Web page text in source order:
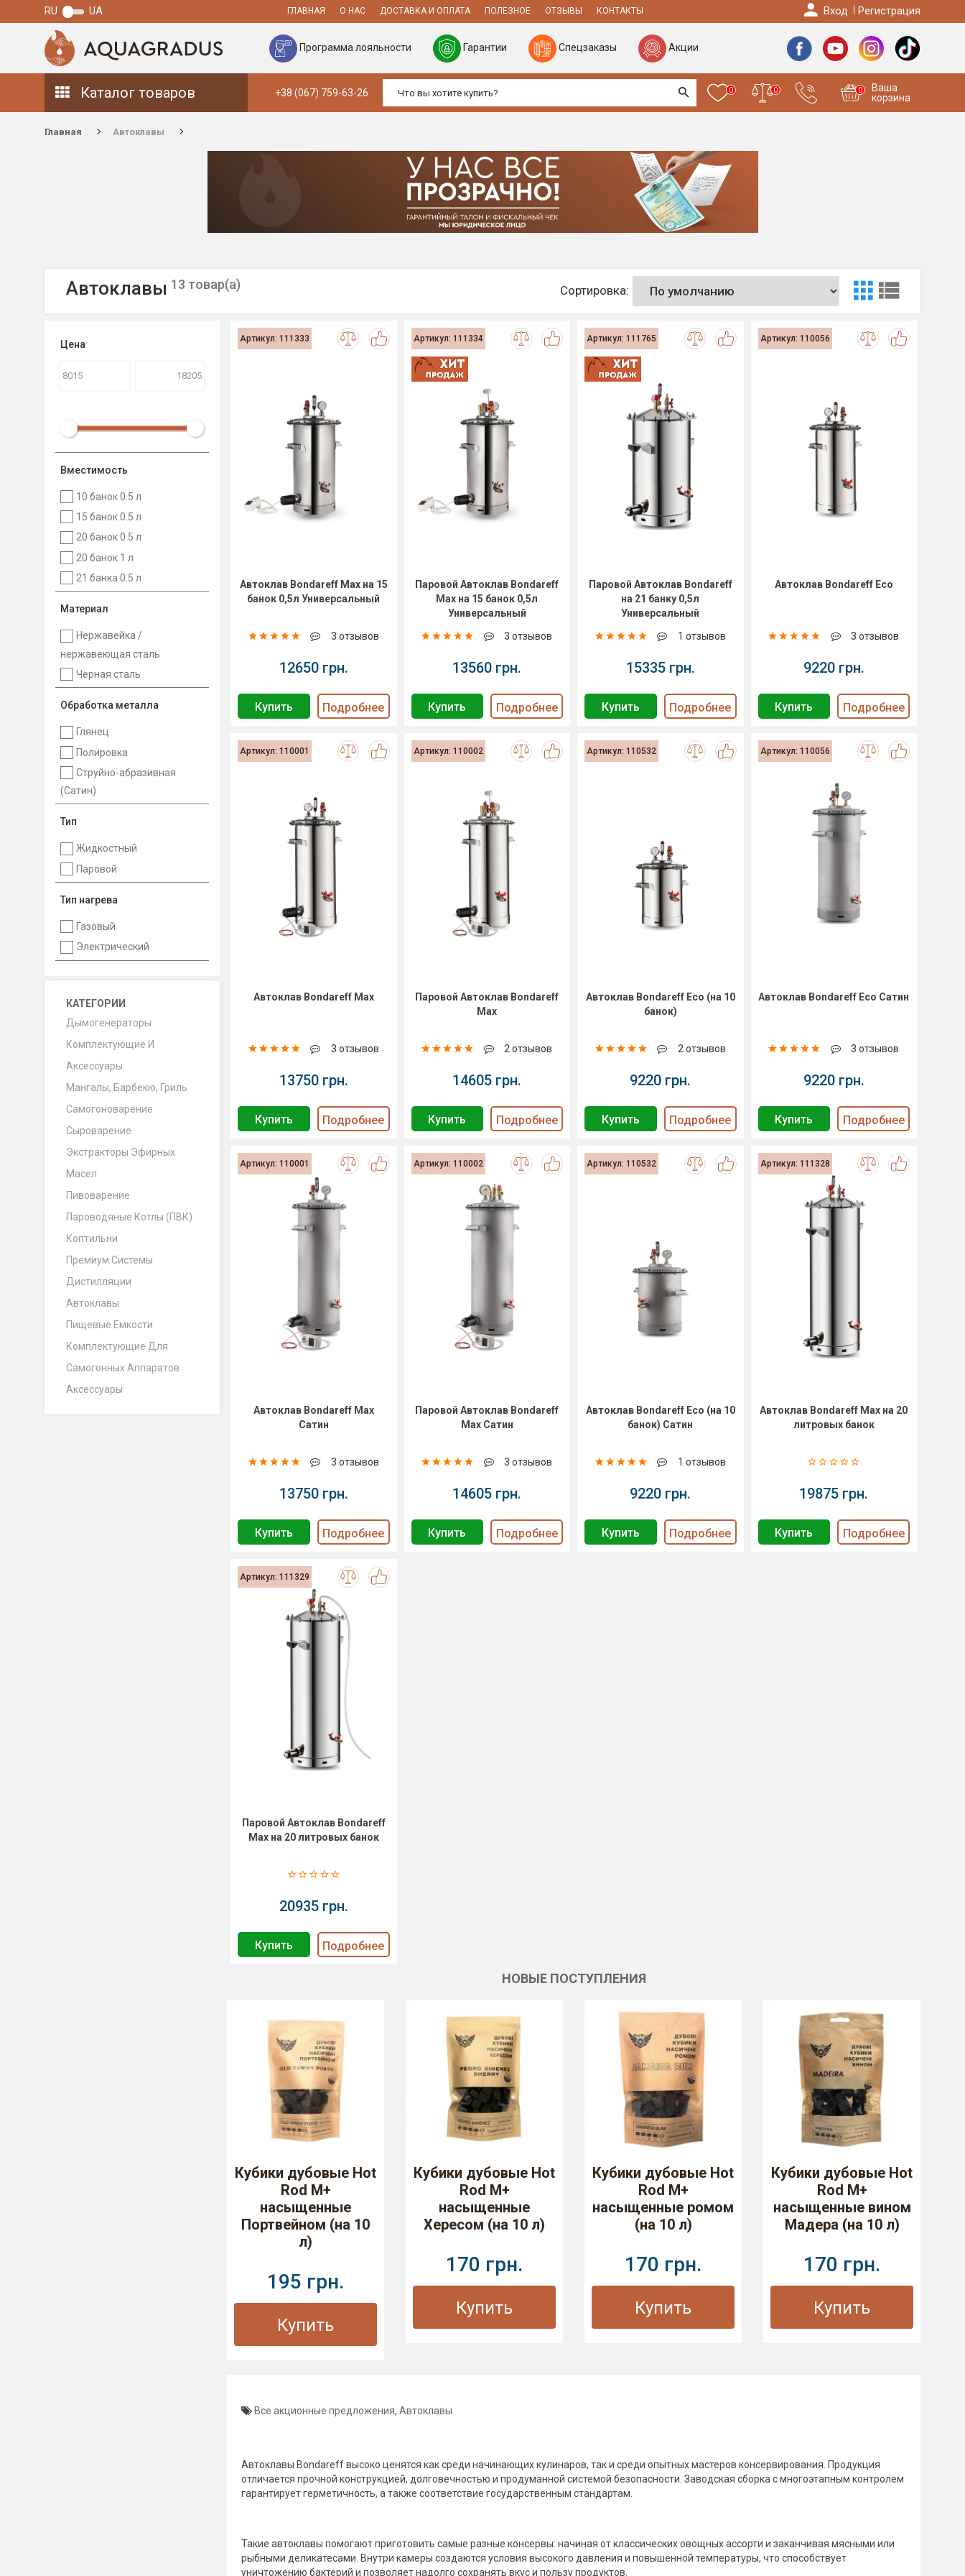
RU UA ГЛАВНАЯ О НАС ДОСТАВКА И ОПЛАТА ПОЛЕЗНОЕ ОТЗЫВЫ КОНТАКТЫ Вход Регистрация
Программа лояльности Гарантии Спецзаказы Акции
Каталог товаров +38 (067) 759-63-26 0 0 0
Ваша
корзина
Главная Автоклавы
Автоклавы 13 товар(а) Сортировка:
Цена
Вместимость
10 банок 0.5 л
15 банок 0.5 л
20 банок 0.5 л
20 банок 1 л
21 банка 0.5 л
Материал
Нержавейка /
нержавеющая сталь
Черная сталь
Обработка металла
Глянец
Полировка
Струйно-абразивная
(Сатин)
Тип
Жидкостный
Паровой
Тип нагрева
Газовый
Электрический
КАТЕГОРИИ
Дымогенераторы
Комплектующие И
Аксессуары
Мангалы, Барбекю, Гриль
Самогоноварение
Сыроварение
Экстракторы Эфирных
Масел
Пивоварение
Пароводяные Котлы (ПВК)
Коптильни
Премиум Системы
Дистилляции
Автоклавы
Пищевые Емкости
Комплектующие Для
Самогонных Аппаратов
Аксессуары
Артикул: 111333
Автоклав Bondareff Max на 15
банок 0,5л Универсальный
3 отзывов
12650 грн.
Купить Подробнее
Артикул: 111334
Паровой Автоклав Bondareff
Max на 15 банок 0,5л
Универсальный
3 отзывов
13560 грн.
Купить Подробнее
Артикул: 111765
Паровой Автоклав Bondareff
на 21 банку 0,5л
Универсальный
1 отзывов
15335 грн.
Купить Подробнее
Артикул: 110056
Автоклав Bondareff Eco
3 отзывов
9220 грн.
Купить Подробнее
Артикул: 110001
Автоклав Bondareff Max
3 отзывов
13750 грн.
Купить Подробнее
Артикул: 110002
Паровой Автоклав Bondareff
Max
2 отзывов
14605 грн.
Купить Подробнее
Артикул: 110532
Автоклав Bondareff Eco (на 10
банок)
2 отзывов
9220 грн.
Купить Подробнее
Артикул: 110056
Автоклав Bondareff Eco Сатин
3 отзывов
9220 грн.
Купить Подробнее
Артикул: 110001
Автоклав Bondareff Max
Сатин
3 отзывов
13750 грн.
Купить Подробнее
Артикул: 110002
Паровой Автоклав Bondareff
Max Сатин
3 отзывов
14605 грн.
Купить Подробнее
Артикул: 110532
Автоклав Bondareff Eco (на 10
банок) Сатин
1 отзывов
9220 грн.
Купить Подробнее
Артикул: 111328
Автоклав Bondareff Max на 20
литровых банок
19875 грн.
Купить Подробнее
Артикул: 111329
Паровой Автоклав Bondareff
Max на 20 литровых банок
20935 грн.
Купить Подробнее
НОВЫЕ ПОСТУПЛЕНИЯ
Кубики дубовые Hot
Rod M+
насыщенные
Портвейном (на 10
л)
195 грн.
Купить
Кубики дубовые Hot
Rod M+
насыщенные
Хересом (на 10 л)
170 грн.
Купить
Кубики дубовые Hot
Rod M+
насыщенные ромом
(на 10 л)
170 грн.
Купить
Кубики дубовые Hot
Rod M+
насыщенные вином
Мадера (на 10 л)
170 грн.
Купить
Все акционные предложения, Автоклавы
Автоклавы Bondareff высоко ценятся как среди начинающих кулинаров, так и среди опытных мастеров консервирования. Продукция
отличается прочной конструкцией, долговечностью и продуманной системой безопасности. Заводская сборка с многоэтапным контролем
гарантирует герметичность, а также соответствие государственным стандартам.
Такие автоклавы помогают приготовить самые разные консервы: начиная от классических овощных ассорти и заканчивая мясными или
рыбными деликатесами. Внутри камеры создаются условия высокого давления и повышенной температуры, что способствует
уничтожению бактерий и позволяет надолго сохранять вкус и пользу продуктов.